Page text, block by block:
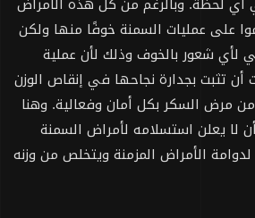
على عمليات السمنة خوفًا منها ولكن
لأي شعور بالخوف وذلك لأن عملية
تثبت بجدارة نجاحها في إنقاص الوزن
من مرض السكر بكل أمان وفعالية. وهنا
يعلن استسلامه لأمراض السمنة
الأمراض المزمنة ويتخلص من وزنه